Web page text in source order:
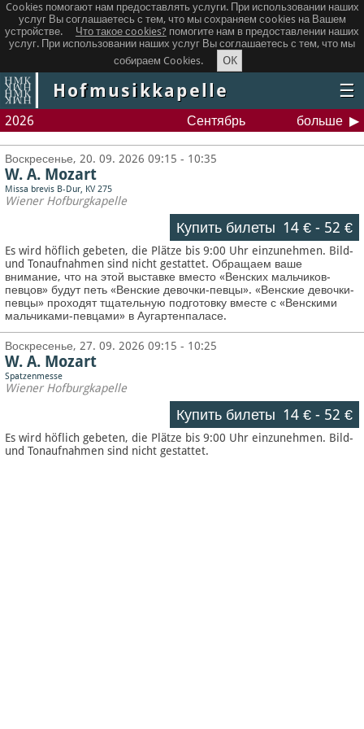
Cookies помогают нам предоставлять услуги. При использовании наших
услуг Вы соглашаетесь с тем, что мы сохраняем сookies на Вашем
устройстве.
Что такое сookies? помогите нам в предоставлении наших
услуг. При использовании наших услуг Вы соглашаетесь с тем, что мы
собираем Cookies.
OK
Hofmusikkapelle ☰
2026 Сентябрь больше
Воскресенье, 20. 09. 2026 09:15 - 10:35
W. A. Mozart
Missa brevis B-Dur, KV 275
Wiener Hofburgkapelle
Купить билеты 14 €- 52 €
Es wird höflich gebeten, die Plätze bis 9:00 Uhr einzunehmen. Bild-
und Tonaufnahmen sind nicht gestattet.Обращаем ваше
внимание, что на этой выставке вместо «Венских мальчиков-
певцов» будут петь «Венские девочки-певцы». «Венские девочки-
певцы» проходят тщательную подготовку вместе с «Венскими
мальчиками-певцами» в Аугартенпаласе.
Воскресенье, 27. 09. 2026 09:15 - 10:25
W. A. Mozart
Spatzenmesse
Wiener Hofburgkapelle
Купить билеты 14 €- 52 €
Es wird höflich gebeten, die Plätze bis 9:00 Uhr einzunehmen. Bild-
und Tonaufnahmen sind nicht gestattet.